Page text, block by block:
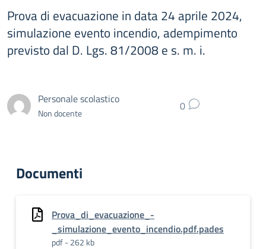
Prova di evacuazione in data 24 aprile 2024,
simulazione evento incendio, adempimento
previsto dal D. Lgs. 81/2008 e s. m. i.
Personale scolastico
Non docente 0
Documenti
Prova_di_evacuazione_-
_simulazione_evento_incendio.pdf.pades
pdf - 262 kb